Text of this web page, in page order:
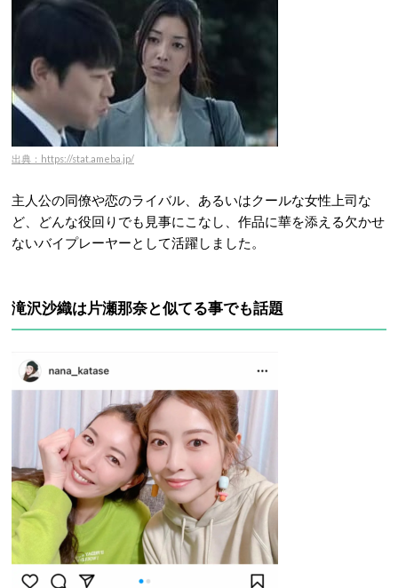
出典：https://stat.ameba.jp/
主人公の同僚や恋のライバル、あるいはクールな女性上司な
ど、どんな役回りでも見事にこなし、作品に華を添える欠かせ
ないバイプレーヤーとして活躍しました。
滝沢沙織は片瀬那奈と似てる事でも話題